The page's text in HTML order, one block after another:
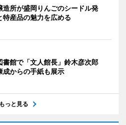
造所が盛岡りんごのシードル発
産品の魅力を広める
書館で「文人館長」鈴木彦次郎
からの手紙も展示
もっと見る